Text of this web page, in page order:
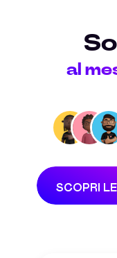
al
SCOPRI